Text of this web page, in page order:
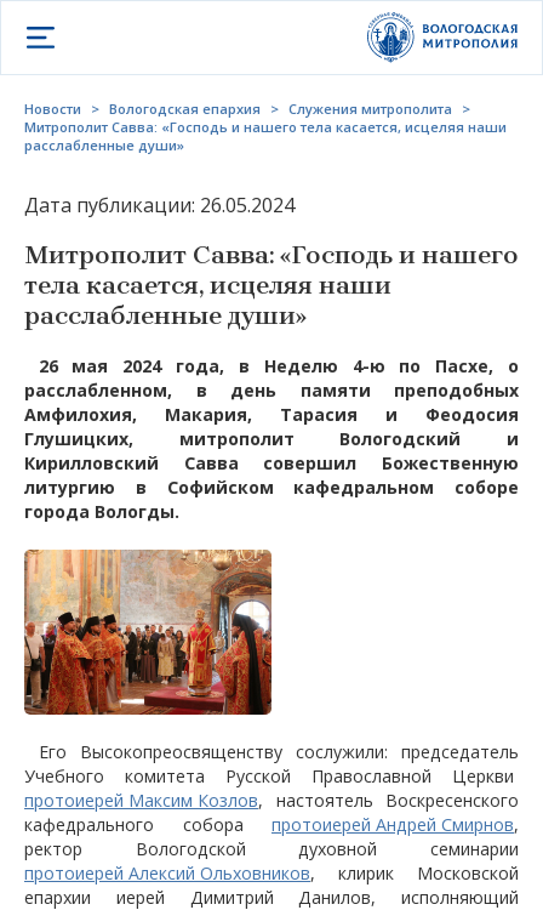
Открыть меню
Новости > Вологодская епархия > Служения митрополита
>
Митрополит Савва: «Господь и нашего тела касается, исцеляя наши
расслабленные души»
Дата публикации: 26.05.2024
Митрополит Савва: «Господь и нашего
тела касается, исцеляя наши
расслабленные души»
26 мая 2024 года, в Неделю 4-ю по Пасхе, о
расслабленном, в день памяти преподобных
Амфилохия, Макария, Тарасия и Феодосия
Глушицких, митрополит Вологодский и
Кирилловский Савва совершил Божественную
литургию в Софийском кафедральном соборе
города Вологды.
Его Высокопреосвященству сослужили: председатель
Учебного комитета Русской Православной Церкви
протоиерей Максим Козлов, настоятель Воскресенского
кафедрального собора протоиерей Андрей Смирнов,
ректор Вологодской духовной семинарии
протоиерей Алексий Ольховников, клирик Московской
епархии иерей Димитрий Данилов, исполняющий